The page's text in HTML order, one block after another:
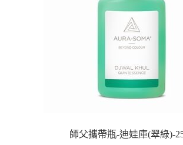
師父攜帶瓶-迪娃庫(翠綠)-